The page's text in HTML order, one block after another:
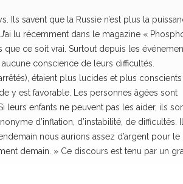
Ils savent que la Russie n’est plus la
lu récemment dans le magazine «
que ce soit vrai. Surtout depuis les
aucune conscience de leurs difficultés.
étaient plus lucides et plus
y est favorable. Les personnes âgées sont
leurs enfants ne peuvent pas les aider, ils
d’inflation, d’instabilité, de difficultés. Il
nous aurions assez d’argent pour le
demain. » Ce discours est tenu par un